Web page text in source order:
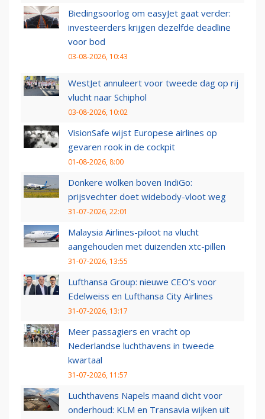
Biedingsoorlog om easyJet gaat verder:
investeerders krijgen dezelfde deadline
voor bod
03-08-2026, 10:43
WestJet annuleert voor tweede dag op rij
vlucht naar Schiphol
03-08-2026, 10:02
VisionSafe wijst Europese airlines op
gevaren rook in de cockpit
01-08-2026, 8:00
Donkere wolken boven IndiGo:
prijsvechter doet widebody-vloot weg
31-07-2026, 22:01
Malaysia Airlines-piloot na vlucht
aangehouden met duizenden xtc-pillen
31-07-2026, 13:55
Lufthansa Group: nieuwe CEO’s voor
Edelweiss en Lufthansa City Airlines
31-07-2026, 13:17
Meer passagiers en vracht op
Nederlandse luchthavens in tweede
kwartaal
31-07-2026, 11:57
Luchthavens Napels maand dicht voor
onderhoud: KLM en Transavia wijken uit